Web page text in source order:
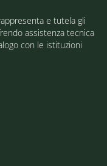
e tutela gli
assistenza tecnica
con le istituzioni